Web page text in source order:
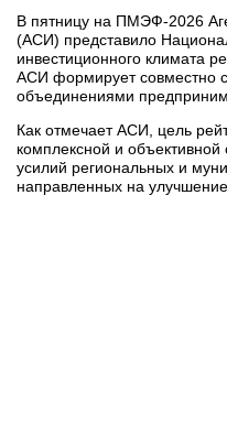
В пятницу на ПМЭФ-2026
(АСИ) представило
инвестиционного климата
АСИ формирует совместно
объединениями
Как отмечает АСИ, цель
комплексной и объективной
усилий региональных и
направленных на